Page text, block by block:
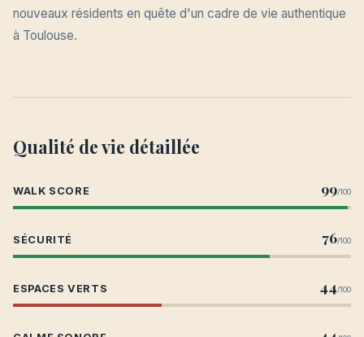
nouveaux résidents en quête d'un cadre de vie authentique
à Toulouse.
Qualité de vie détaillée
WALK SCORE 99/100
SÉCURITÉ 76/100
ESPACES VERTS 44/100